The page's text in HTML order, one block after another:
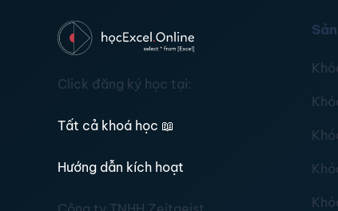
Click đăng ký học tại:
Tất cả khoá học 📖
Hướng dẫn kích hoạt